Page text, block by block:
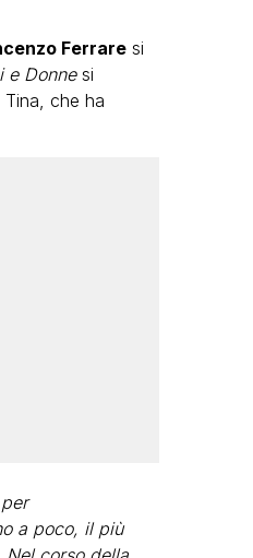
Ferraresi
e Donnesi
che ha
a poco, il più